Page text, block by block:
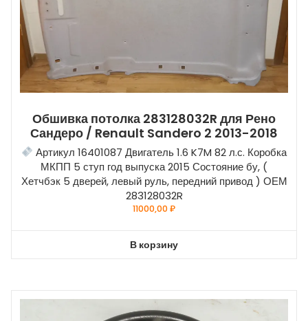
Обшивка потолка 283128032R для Рено
Сандеро / Renault Sandero 2 2013-2018
Артикул 16401087 Двигатель 1.6 K7M 82 л.с. Коробка
МКПП 5 ступ год выпуска 2015 Состояние бу, (
Хетчбэк 5 дверей, левый руль, передний привод ) ОЕМ
283128032R
11000,00₽
В корзину